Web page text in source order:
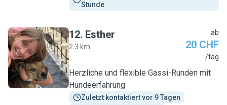
Stunde
E
12. Esther
2.3 km
ab
20 CHF
/tag
Herzliche und flexible Gassi-Runden mit
Hundeerfahrung
Zuletzt kontaktiert vor 9 Tagen